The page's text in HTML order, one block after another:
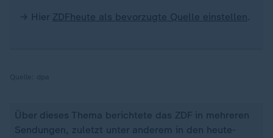
→ Hier ZDFheute als bevorzugte Quelle einstellen.
Über dieses Thema berichtete das ZDF in mehreren
Sendungen, zuletzt unter anderem in den heute-